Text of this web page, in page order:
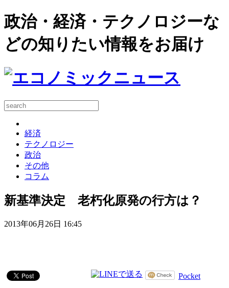
政治・経済・テクノロジーな
どの知りたい情報をお届け
経済
テクノロジー
政治
その他
コラム
新基準決定 老朽化原発の行方は？
2013年06月26日 16:45
Pocket